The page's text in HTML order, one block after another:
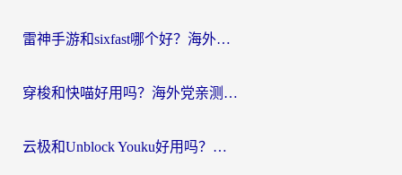
雷神手游和sixfast哪个好？海外党亲测3款回国加速器，教你选对不踩坑
穿梭和快喵好用吗？海外党亲测：小众加速器对比+番茄加速器深度体验
云极和Unblock Youku好用吗？海外党亲测+2026回国加速器避坑指南